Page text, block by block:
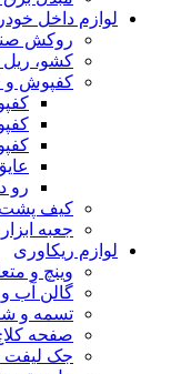
لوازم داخل
روکش
کشو،
کفپوش و
رو
کیف پشت
جعبه
لوازم ریکاوری
وینچ و
گالن آب و
تسمه و
صفحه
جک لیفت